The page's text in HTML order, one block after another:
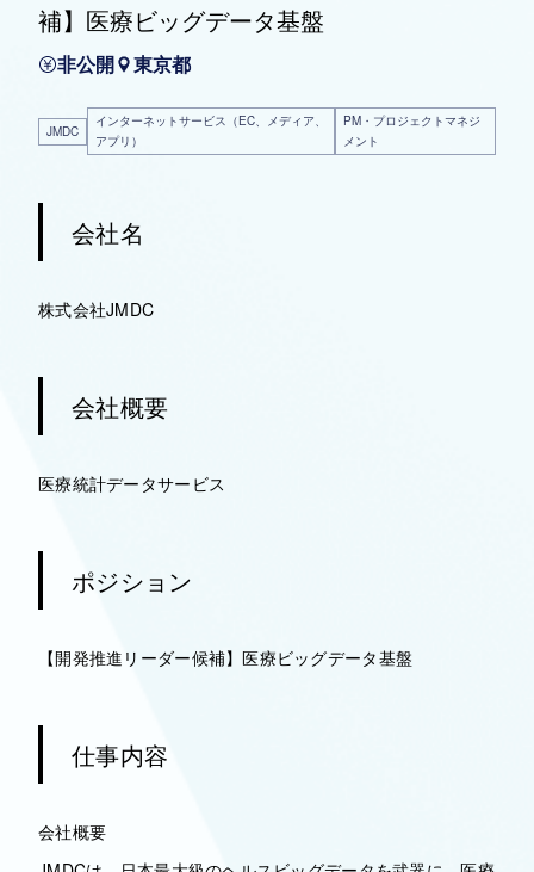
補】医療ビッグデータ基盤
非公開 東京都
JMDC
インターネットサービス（EC、メディア、
アプリ）
PM・プロジェクトマネジ
メント
会社名
株式会社JMDC
会社概要
医療統計データサービス
ポジション
【開発推進リーダー候補】医療ビッグデータ基盤
仕事内容
会社概要